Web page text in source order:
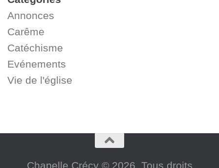
Annonces
Carême
Catéchisme
Evénements
Vie de l'église
Chapelle Crécy © 2026. Tous droits